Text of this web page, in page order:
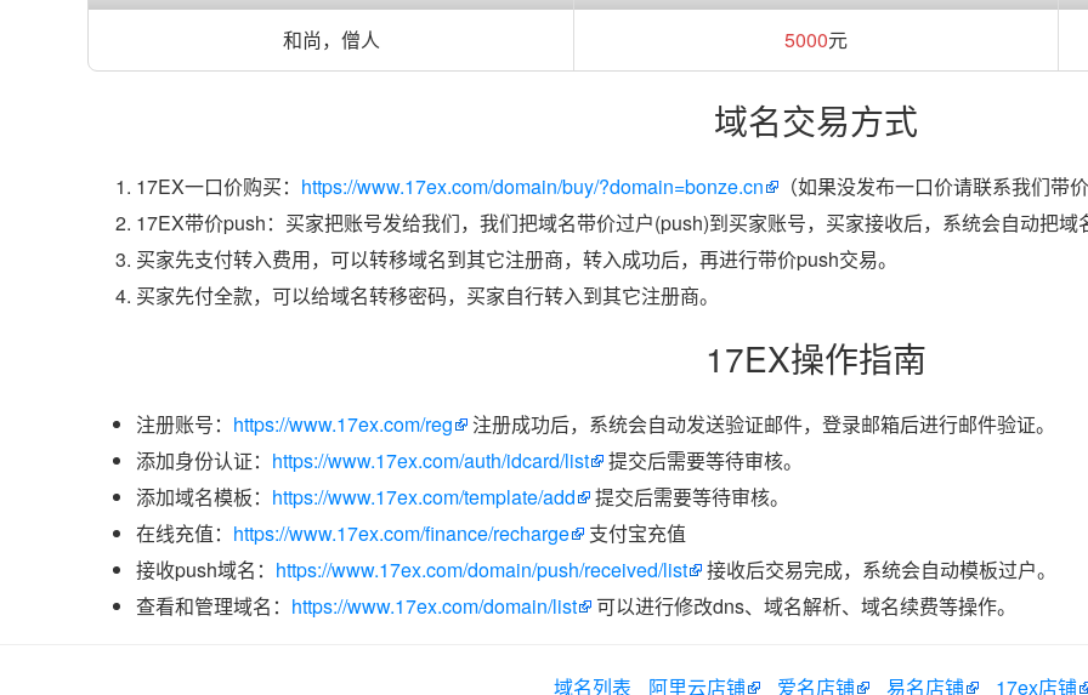
和尚，僧人
5000元
域名交易方式
17EX一口价购买： https://www.17ex.com/domain/buy/?domain=bonze.cn
（如果没发布一口价请联系我们带价
17EX带价push：买家把账号发给我们，我们把域名带价过户(push)到买家账号，买家接收后，系统会自动把域
买家先支付转入费用，可以转移域名到其它注册商，转入成功后，再进行带价push交易。
买家先付全款，可以给域名转移密码，买家自行转入到其它注册商。
17EX操作指南
注册账号： https://www.17ex.com/reg
注册成功后，系统会自动发送验证邮件，登录邮箱后进行邮件验证。
添加身份认证： https://www.17ex.com/auth/idcard/list
提交后需要等待审核。
添加域名模板： https://www.17ex.com/template/add
提交后需要等待审核。
在线充值： https://www.17ex.com/finance/recharge
支付宝充值
接收push域名： https://www.17ex.com/domain/push/received/list
接收后交易完成，系统会自动模板过户。
查看和管理域名： https://www.17ex.com/domain/list 可以进行修改dns、域名解析、域名续费等操作。
域名列表 阿里云店铺 爱名店铺 易名店铺 17ex店铺